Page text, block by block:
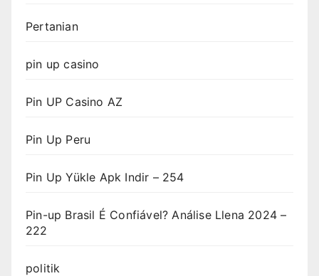
Pertanian
pin up casino
Pin UP Casino AZ
Pin Up Peru
Pin Up Yükle Apk Indir – 254
Pin-up Brasil É Confiável? Análise Llena 2024 –
222
politik